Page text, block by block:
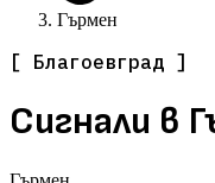
Гърмен
[ Благоевград ]
Сигнали в